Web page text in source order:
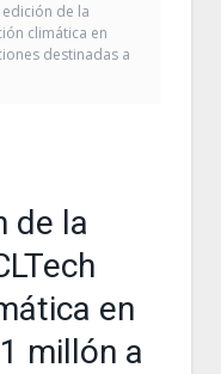
de la
climática en
destinadas a
de la
en
millón a